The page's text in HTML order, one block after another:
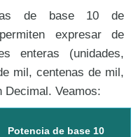
de base 10 de
expresar de
enteras (unidades,
mil, centenas de mil,
Veamos:
Potencia de base 10